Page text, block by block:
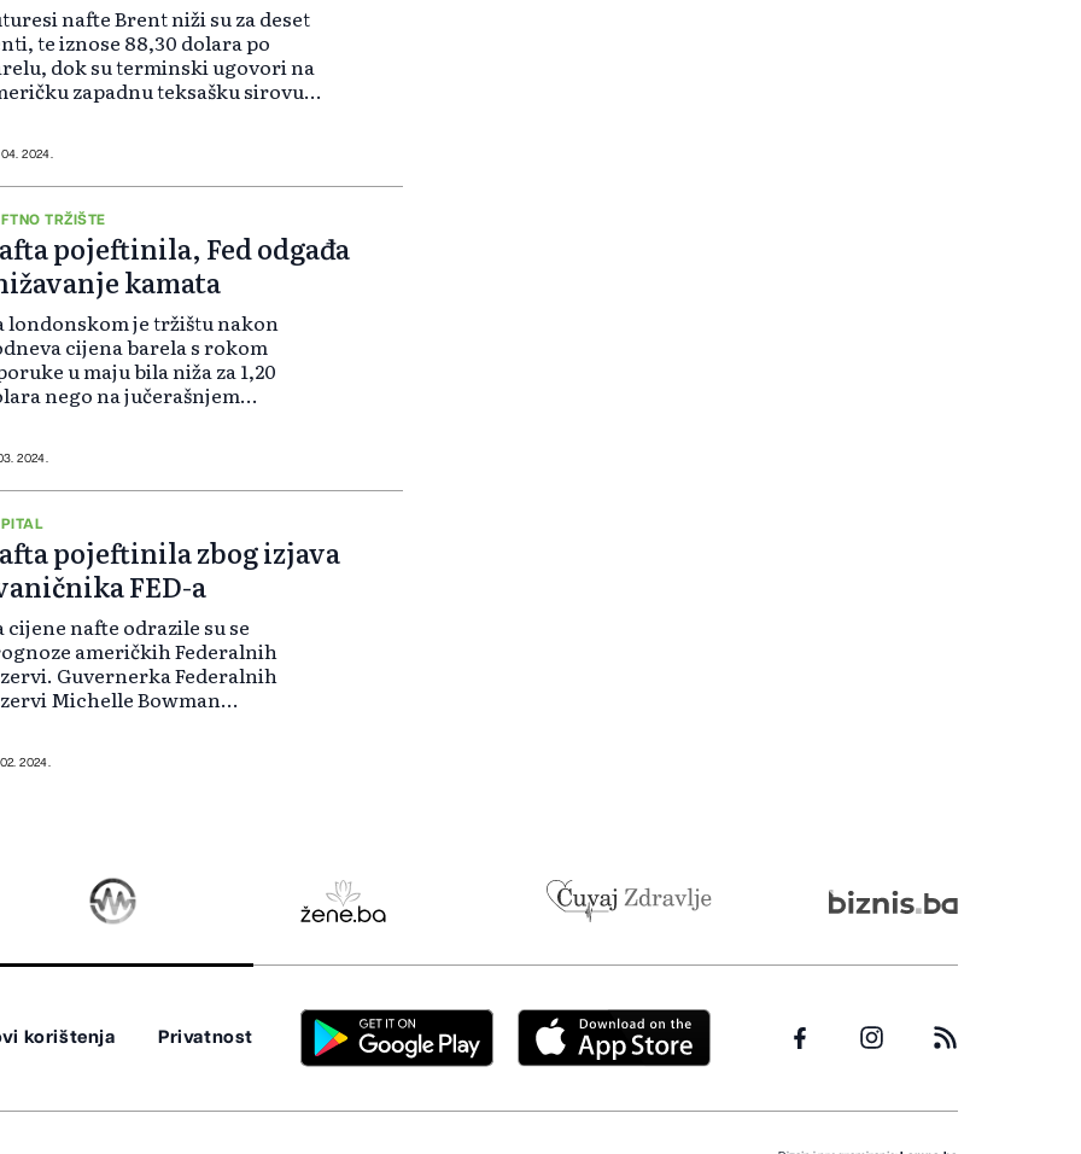
nafte Brent niži su za deset
te iznose 88,30 dolara po
dok su terminski ugovori na
zapadnu teksašku sirovu
prekidu vatre...
2024.
TRŽIŠTE
pojeftinila, Fed odgađa
kamata
londonskom je tržištu nakon
cijena barela s rokom
u maju bila niža za 1,20
nego na jučerašnjem
isporuke u maju bio jeftiniji
2024.
pojeftinila zbog izjava
FED-a
cijene nafte odrazile su se
američkih Federalnih
Guvernerka Federalnih
Michelle Bowman
s obzirom na rizike
2024.
korištenja Privatnost